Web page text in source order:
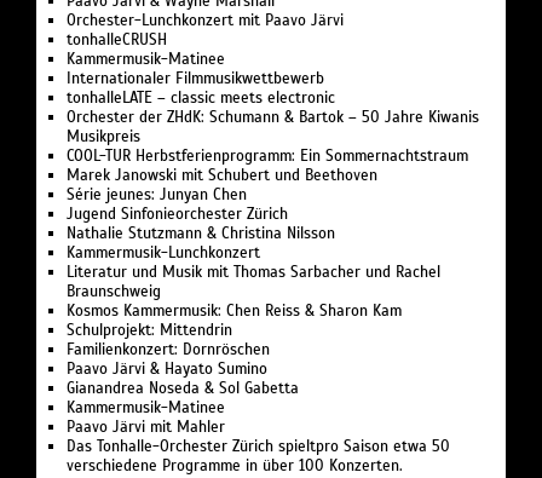
Orchester-Lunchkonzert mit Paavo Järvi
tonhalleCRUSH
Kammermusik-Matinee
Internationaler Filmmusikwettbewerb
tonhalleLATE – classic meets electronic
Orchester der ZHdK: Schumann & Bartok – 50 Jahre Kiwanis
Musikpreis
COOL-TUR Herbstferienprogramm: Ein Sommernachtstraum
Marek Janowski mit Schubert und Beethoven
Série jeunes: Junyan Chen
Jugend Sinfonieorchester Zürich
Nathalie Stutzmann & Christina Nilsson
Kammermusik-Lunchkonzert
Literatur und Musik mit Thomas Sarbacher und Rachel
Braunschweig
Kosmos Kammermusik: Chen Reiss & Sharon Kam
Schulprojekt: Mittendrin
Familienkonzert: Dornröschen
Paavo Järvi & Hayato Sumino
Gianandrea Noseda & Sol Gabetta
Kammermusik-Matinee
Paavo Järvi mit Mahler
Das Tonhalle-Orchester Zürich spieltpro Saison etwa 50
verschiedene Programme in über 100 Konzerten.